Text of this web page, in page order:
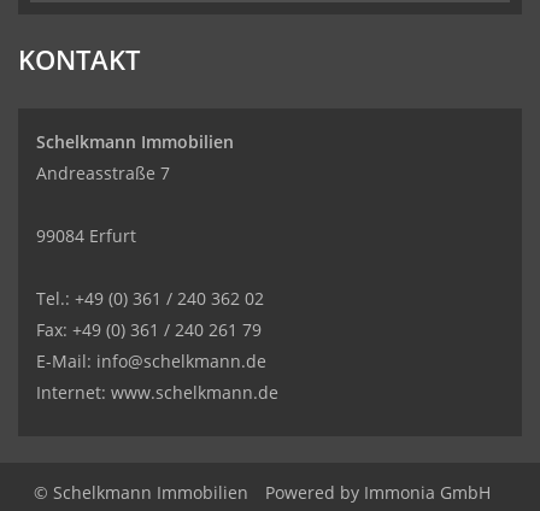
KONTAKT
Schelkmann Immobilien
Andreasstraße 7
99084 Erfurt
Tel.: +49 (0) 361 / 240 362 02
Fax: +49 (0) 361 / 240 261 79
E-Mail: info@schelkmann.de
Internet: www.schelkmann.de
© Schelkmann Immobilien Powered by Immonia GmbH